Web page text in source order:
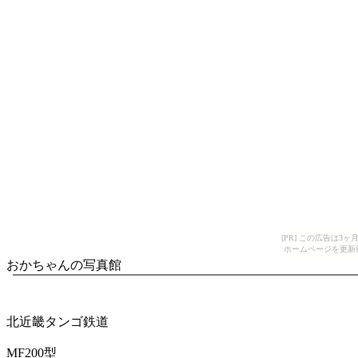
[PR] この広告は3ヶ
ホームページを更
おかちゃんの写真館
北近畿タンゴ鉄道
MF200型